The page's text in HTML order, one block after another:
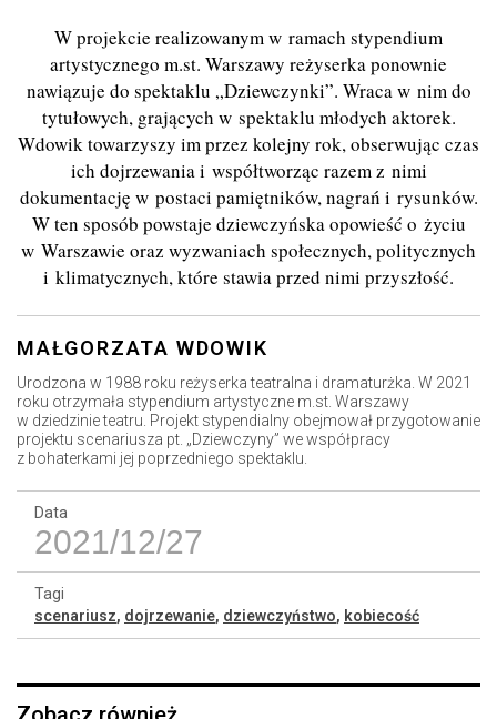
W projekcie realizowanym w ramach stypendium
artystycznego m.st. Warszawy reżyserka ponownie
nawiązuje do spektaklu „Dziewczynki”. Wraca w nim do
tytułowych, grających w spektaklu młodych aktorek.
Wdowik towarzyszy im przez kolejny rok, obserwując czas
ich dojrzewania i współtworząc razem z nimi
dokumentację w postaci pamiętników, nagrań i rysunków.
W ten sposób powstaje dziewczyńska opowieść o życiu
w Warszawie oraz wyzwaniach społecznych, politycznych
i klimatycznych, które stawia przed nimi przyszłość.
MAŁGORZATA WDOWIK
Urodzona w 1988 roku reżyserka teatralna i dramaturżka. W 2021
roku otrzymała stypendium artystyczne m.st. Warszawy
w dziedzinie teatru. Projekt stypendialny obejmował przygotowanie
projektu scenariusza pt. „Dziewczyny” we współpracy
z bohaterkami jej poprzedniego spektaklu.
Data
2021/12/27
Tagi
scenariusz, dojrzewanie, dziewczyństwo, kobiecość